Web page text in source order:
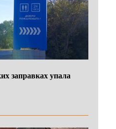
заправках упала